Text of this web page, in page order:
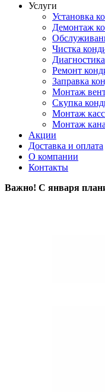
Услуги
Установка
Демонтаж
Чистка
Ремонт
Заправка
Монтаж
Скупка
Монтаж
Монтаж
Акции
Доставка и оплата
О компании
Контакты
Важно! С января